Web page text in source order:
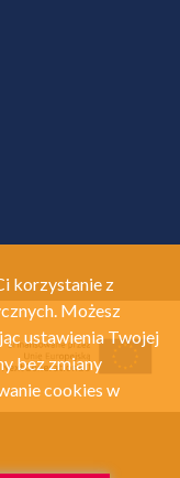
korzystanie z
Możesz
ustawienia Twojej
bez zmiany
cookies w